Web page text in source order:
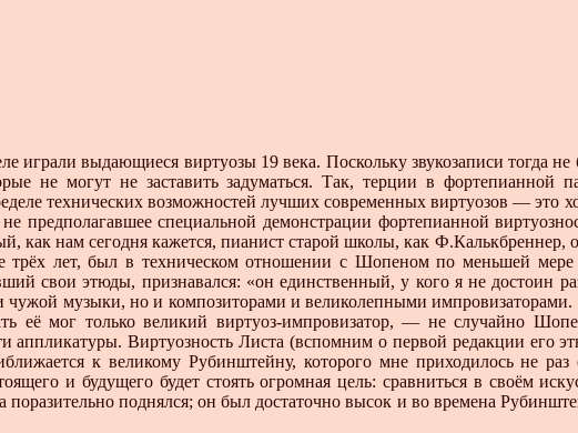
играли выдающиеся виртуозы 19 века. Поскольку звукозаписи тогда
не могут не заставить задуматься. Так, терции в фортепианной
технических возможностей лучших современных виртуозов — это
предполагавшее специальной демонстрации фортепианной
как нам сегодня кажется, пианист старой школы, как
трёх лет, был в техническом отношении с Шопеном по меньшей
свои этюды, признавался: «он единственный, у кого я не достоин
чужой музыки, но и композиторами и великолепными
её мог только великий виртуоз-импровизатор, — не случайно
аппликатуры. Виртуозность Листа (вспомним о первой редакции
к великому Рубинштейну, которого мне приходилось не
и будущего будет стоять огромная цель: сравниться в своём
поднялся; он был достаточно высок и во времена